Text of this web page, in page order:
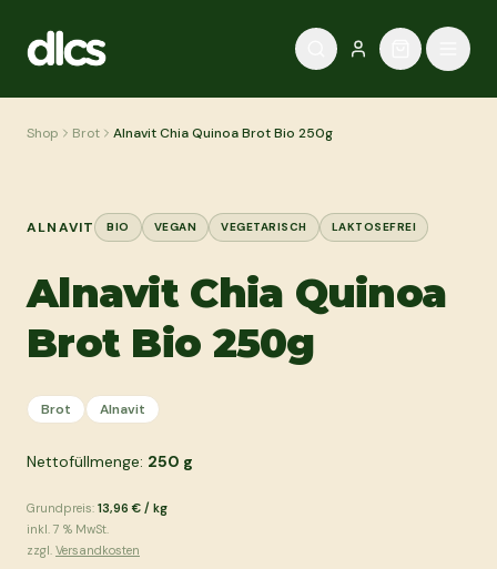
Shop Brot Alnavit Chia Quinoa Brot Bio 250g
ALNAVIT BIO VEGAN VEGETARISCH LAKTOSEFREI
Alnavit Chia Quinoa
Brot Bio 250g
Brot Alnavit
Nettofüllmenge: 250 g
Grundpreis: 13,96 € / kg
inkl. 7 % MwSt.
zzgl. Versandkosten